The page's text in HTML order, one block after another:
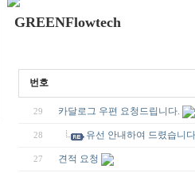
GREENFlowtech
번호
29 카달로그 우편 요청드립니다.
28 유선 안내하여 드렸습니
27 견적 요청